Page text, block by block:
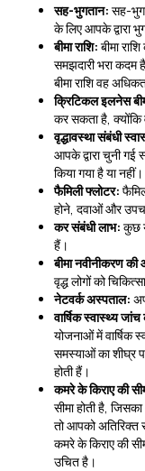
सह-भुगतान: सह-
के लिए आपके द्वारा
बीमा राशि: बीमा
समझदारी भरा कदम
बीमा राशि वह
क्रिटिकल इलनेस
कर सकता है, क्योंकि
वृद्धावस्था संबंधी
आपके द्वारा चुनी गई
किया गया है या नहीं।
फैमिली फ्लोटर:
होने, दवाओं और
कर संबंधी लाभ: कुछ
हैं।
बीमा नवीनीकरण
वृद्ध लोगों को
नेटवर्क अस्पताल:
वार्षिक स्वास्थ्य
योजनाओं में वार्षिक
समस्याओं का शीघ्र
होती हैं।
कमरे के किराए की
सीमा होती है,
तो आपको अतिरिक्त
कमरे के किराए की
उचित है।